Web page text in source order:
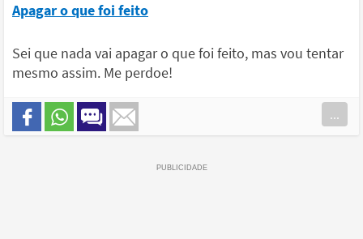
Apagar o que foi feito
Sei que nada vai apagar o que foi feito, mas vou tentar
mesmo assim. Me perdoe!
...